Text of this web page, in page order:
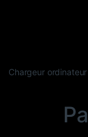
Chargeur ordinateur